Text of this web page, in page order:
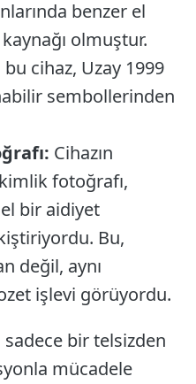
benzer el
olmuştur.
cihaz, Uzay 1999
sembollerinden
Cihazın
fotoğrafı,
bir aidiyet
Bu,
değil, aynı
işlevi görüyordu.
bir telsizden
mücadele